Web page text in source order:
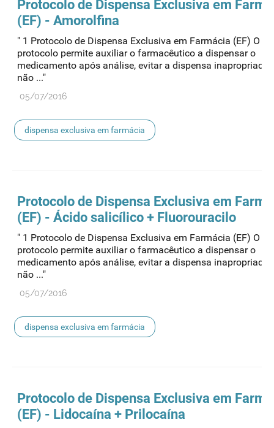
Protocolo de Dispensa Exclusiva em
(EF) - Amorolfina
" 1 Protocolo de Dispensa Exclusiva em Farmácia (EF) O
protocolo permite auxiliar o farmacêutico a dispensar o
medicamento após análise, evitar a dispensa inapropriada
não ..."
05/07/2016
dispensa exclusiva em farmácia
Protocolo de Dispensa Exclusiva em
(EF) - Ácido salicílico + Fluorouracilo
" 1 Protocolo de Dispensa Exclusiva em Farmácia (EF) O
protocolo permite auxiliar o farmacêutico a dispensar o
medicamento após análise, evitar a dispensa inapropriada
não ..."
05/07/2016
dispensa exclusiva em farmácia
Protocolo de Dispensa Exclusiva em
(EF) - Lidocaína + Prilocaína